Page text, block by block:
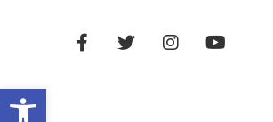
Open toolbar